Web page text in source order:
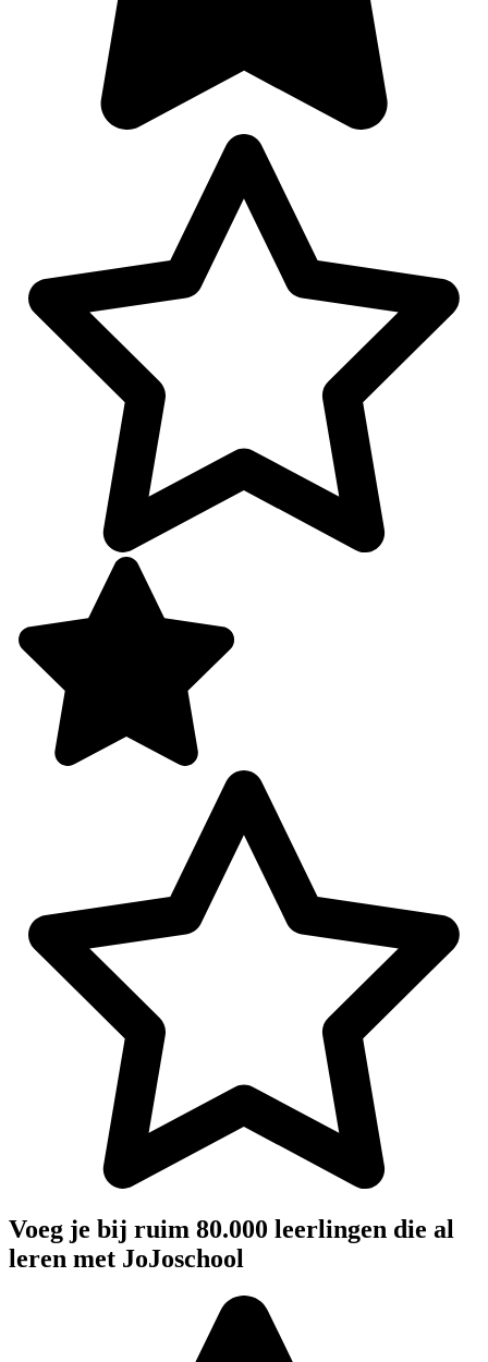
Voeg je bij ruim 80.000 leerlingen die al
leren met JoJoschool